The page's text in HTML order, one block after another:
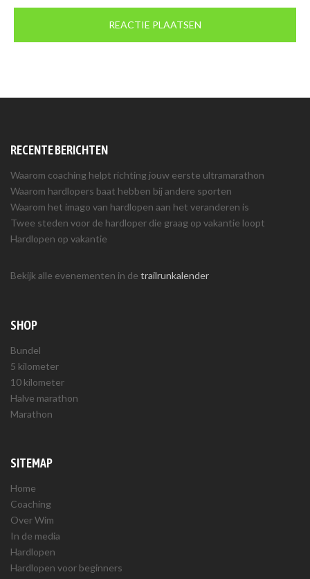
RECENTE BERICHTEN
Waarom coaching helpt richting jouw eerste ultramarathon
Waarom hardlopers baat hebben bij andere sporten
Waarom het imago van hardlopen aan het veranderen is
Twee steden voor de hardloper die graag op vakantie loopt
Hardlopen op vakantie
Bekijk alle evenementen in de trailrunkalender
SHOP
Bundel
5 kilometer
10 kilometer
Halve marathon
Marathon
SITEMAP
Home
Coaching
Over Wim
In de media
Hardlopen
Hardlopen voor beginners